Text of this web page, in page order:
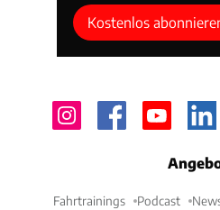
Kostenlos
Fahrtrainings Podcast